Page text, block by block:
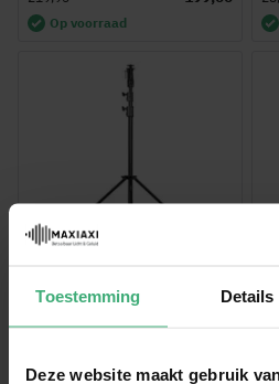
Toestemming Details
Deze website maakt gebruik
Op voorraad
pro - Standaard met
veerdemping - Belastbaar
Zwart